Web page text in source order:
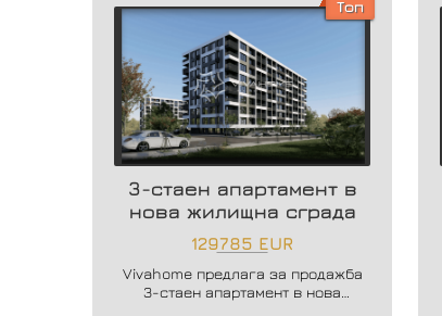
Топ
3-стаен апартамент в
нова жилищна сграда
129785 EUR
Vivahome предлага за продажба
3-стаен апартамент в нова